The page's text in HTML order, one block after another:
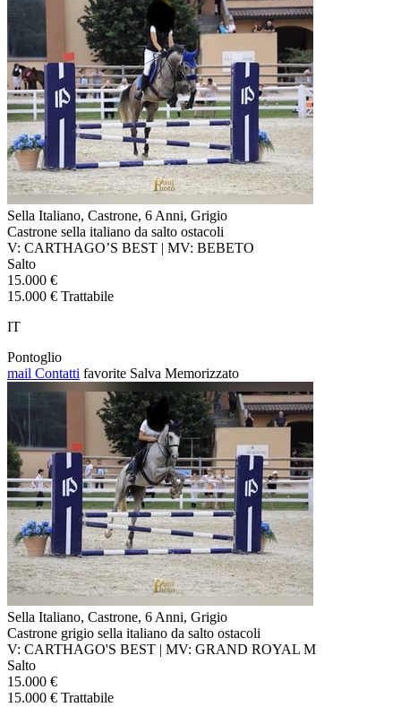
Sella Italiano, Castrone, 6 Anni, Grigio
Castrone sella italiano da salto ostacoli
V: CARTHAGO’S BEST | MV: BEBETO
Salto
15.000 €
15.000 € Trattabile
IT
Pontoglio
mail Contatti favorite Salva Memorizzato
Sella Italiano, Castrone, 6 Anni, Grigio
Castrone grigio sella italiano da salto ostacoli
V: CARTHAGO'S BEST | MV: GRAND ROYAL M
Salto
15.000 €
15.000 € Trattabile